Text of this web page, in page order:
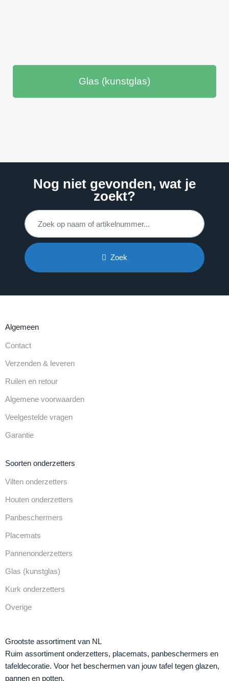
Glas (kunstglas)
Nog niet gevonden, wat je
zoekt?
Zoek
Algemeen
Contact
Verzenden & leveren
Ruilen en retour
Algemene voorwaarden
Veelgestelde vragen
Garantie
Soorten onderzetters
Vilten onderzetters
Houten onderzetters
Panbeschermers
Placemats
Pannenonderzetters
Glas (kunstglas)
Kurk onderzetters
Overige
Grootste assortiment van NL
Ruim assortiment onderzetters, placemats, panbeschermers en
tafeldecoratie. Voor het beschermen van jouw tafel tegen glazen,
pannen en potten.